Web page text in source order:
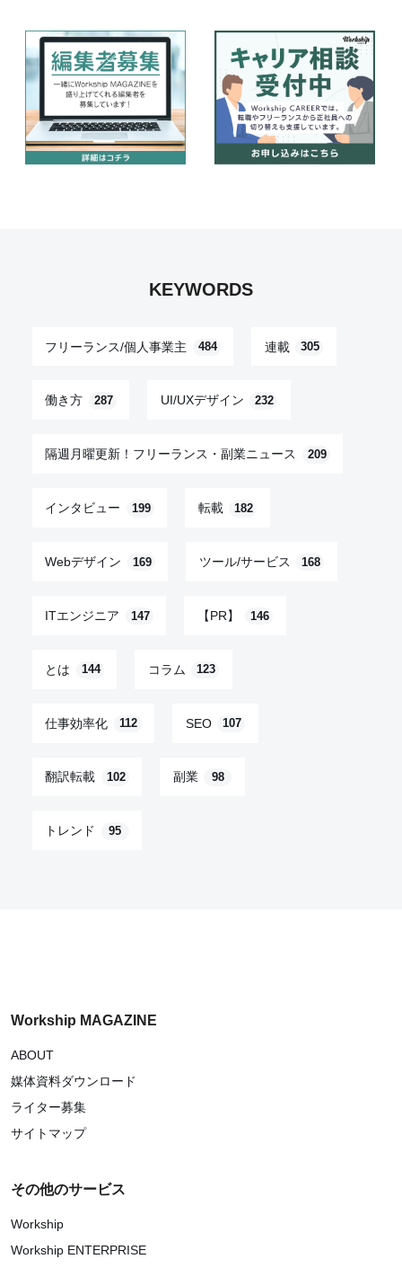
KEYWORDS
フリーランス/個人事業主 484 連載 305
働き方 287 UI/UXデザイン 232
隔週月曜更新！フリーランス・副業ニュース 209
インタビュー 199 転載 182
Webデザイン 169 ツール/サービス 168
ITエンジニア 147 【PR】 146
とは 144 コラム 123
仕事効率化 112 SEO 107
翻訳転載 102 副業 98
トレンド 95
Workship MAGAZINE
ABOUT
媒体資料ダウンロード
ライター募集
サイトマップ
その他のサービス
Workship
Workship ENTERPRISE